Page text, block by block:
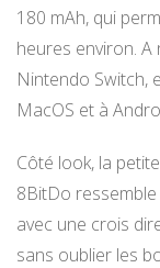
180 mAh, qui
heures environ.
Nintendo Switch,
MacOS et à
Côté look, la
8BitDo
avec une crois
sans oublier les